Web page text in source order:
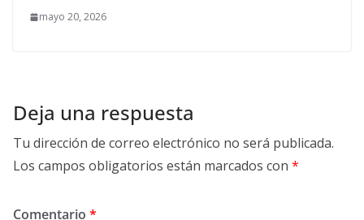
mayo 20, 2026
Deja una respuesta
Tu dirección de correo electrónico no será publicada.
Los campos obligatorios están marcados con *
Comentario *